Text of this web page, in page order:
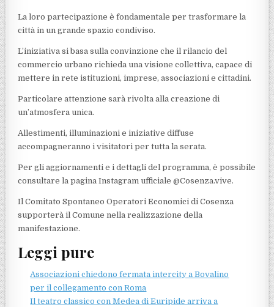
La loro partecipazione è fondamentale per trasformare la
città in un grande spazio condiviso.
L’iniziativa si basa sulla convinzione che il rilancio del
commercio urbano richieda una visione collettiva, capace di
mettere in rete istituzioni, imprese, associazioni e cittadini.
Particolare attenzione sarà rivolta alla creazione di
un’atmosfera unica.
Allestimenti, illuminazioni e iniziative diffuse
accompagneranno i visitatori per tutta la serata.
Per gli aggiornamenti e i dettagli del programma, è possibile
consultare la pagina Instagram ufficiale @Cosenza.vive.
Il Comitato Spontaneo Operatori Economici di Cosenza
supporterà il Comune nella realizzazione della
manifestazione.
Leggi pure
Associazioni chiedono fermata intercity a Bovalino
per il collegamento con Roma
Il teatro classico con Medea di Euripide arriva a